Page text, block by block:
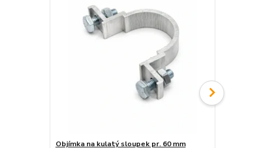
Objímka na kulatý sloupek pr. 60 mm